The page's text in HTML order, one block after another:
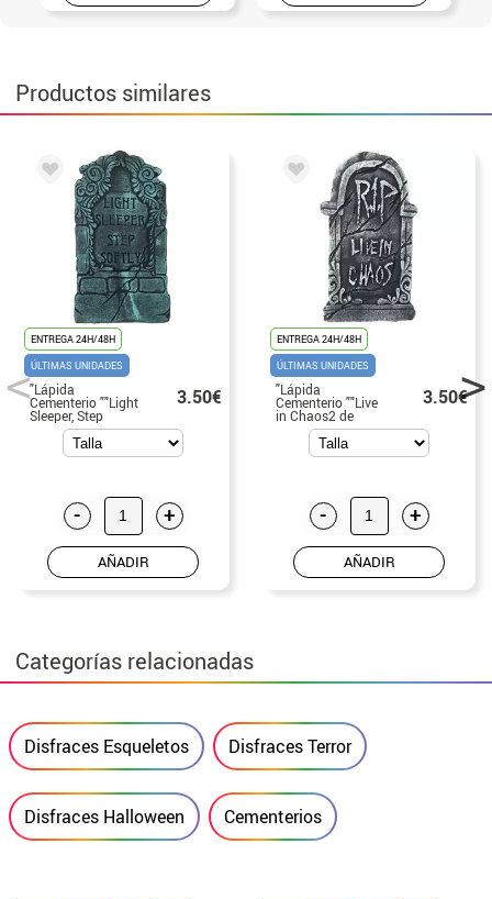
Productos similares
ENTREGA 24H/48H
ÚLTIMAS UNIDADES
"Lápida
Cementerio ""Light
Sleeper, Step
Softly"" de 43x22
3.50€
- +
AÑADIR
ENTREGA 24H/48H
ÚLTIMAS UNIDADES
"Lápida
Cementerio ""Live
in Chaos2 de
43x22 cm"
3.50€
- +
AÑADIR
Categorías relacionadas
Disfraces Esqueletos Disfraces Terror
Disfraces Halloween Cementerios